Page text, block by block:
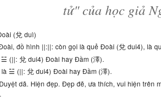
tử" của học giả
(兌 duì)
đồ hình ||:||: còn gọi là quẻ Đoài (兌 dui4), là
☱ (||: 兌 dui4) Đoài hay Đầm (澤).
là ☱ (||: 兌 dui4) Đoài hay Đầm (澤).
Duyệt dã. Hiện đẹp. Đẹp đẽ, ưa thích, vui hiện trên